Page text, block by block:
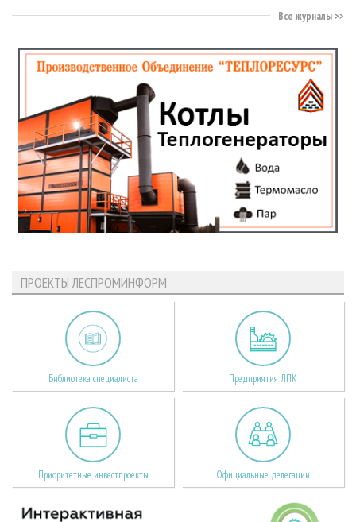
Все журналы
ПРОЕКТЫ ЛЕСПРОМИНФОРМ
Библиотека специалиста Предприятия ЛПК
Приоритетные инвестпроекты Официальные делегации